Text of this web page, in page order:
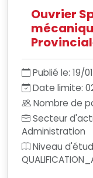
Ouvrier
Publié le: 19/
Date limite:
Nombre de
Secteur
Administration
Niveau